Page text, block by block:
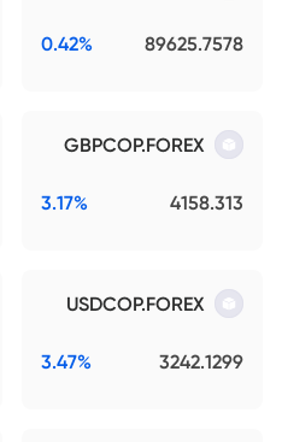
89625.7578
0.42%
GBPCOP.FOREX
4158.313
3.17%
USDCOP.FOREX
3242.1299
3.47%